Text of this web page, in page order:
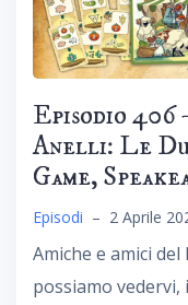
Episodio
Anelli: Le
Game,
Episodi – 2 Aprile
Amiche e amici
possiamo